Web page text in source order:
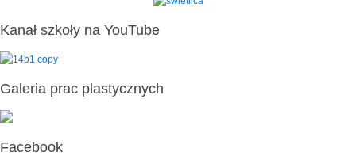
Kanał szkoły na YouTube
Galeria prac plastycznych
Facebook